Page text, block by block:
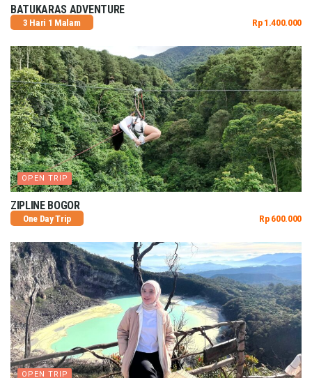
BATUKARAS ADVENTURE
3 Hari 1 Malam Rp 1.400.000
OPEN TRIP
ZIPLINE BOGOR
One Day Trip Rp 600.000
OPEN TRIP